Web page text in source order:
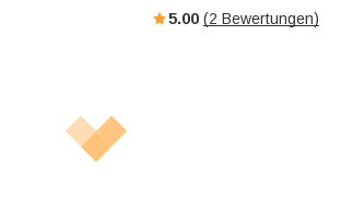
5.00 (2 Bewertungen)